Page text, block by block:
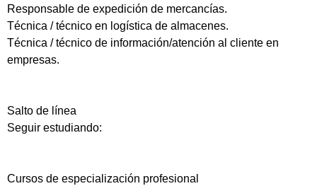
Responsable de expedición de mercancías.
Técnica / técnico en logística de almacenes.
Técnica / técnico de información/atención al cliente en
empresas.
Salto de línea
Seguir estudiando:
Cursos de especialización profesional